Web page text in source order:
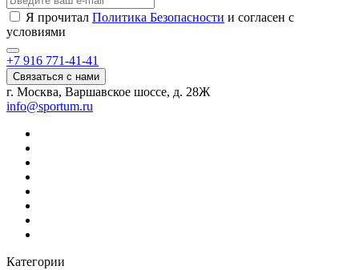
Я прочитал Политика Безопасности и согласен с
условиями
+7 916 771-41-41
Связаться с нами
г. Москва, Варшавское шоссе, д. 28Ж
info@sportum.ru
Категории